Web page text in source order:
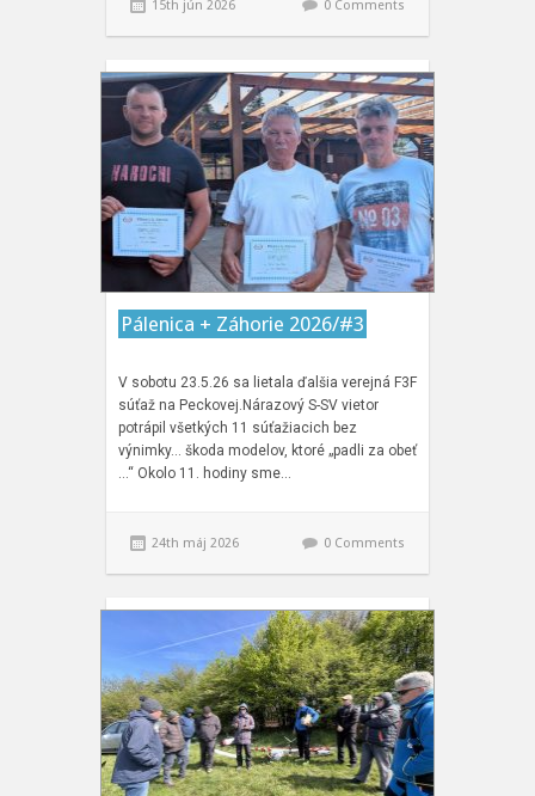
15th jún 2026 0 Comments
Pálenica + Záhorie 2026/#3
V sobotu 23.5.26 sa lietala ďalšia verejná F3F
súťaž na Peckovej.Nárazový S-SV vietor
potrápil všetkých 11 súťažiacich bez
výnimky… škoda modelov, ktoré „padli za obeť
…“ Okolo 11. hodiny sme…
24th máj 2026 0 Comments